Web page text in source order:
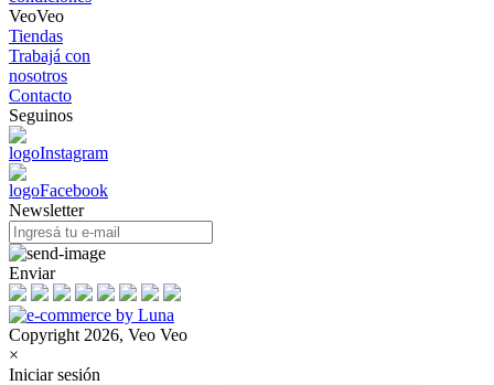
VeoVeo
Tiendas
Trabajá con
nosotros
Contacto
Seguinos
Newsletter
Enviar
Copyright 2026, Veo Veo
×
Iniciar sesión